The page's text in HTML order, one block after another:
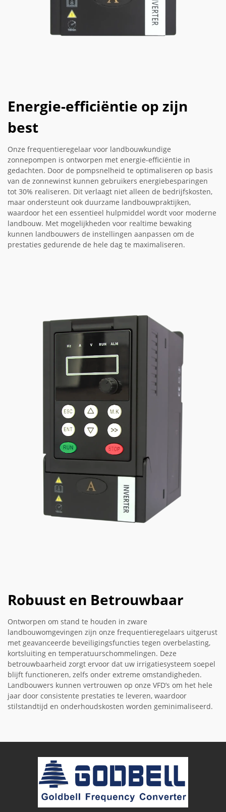
Energie-efficiëntie op zijn
best
Onze frequentieregelaar voor landbouwkundige
zonnepompen is ontworpen met energie-efficiëntie in
gedachten. Door de pompsnelheid te optimaliseren op basis
van de zonnewinst kunnen gebruikers energiebesparingen
tot 30% realiseren. Dit verlaagt niet alleen de bedrijfskosten,
maar ondersteunt ook duurzame landbouwpraktijken,
waardoor het een essentieel hulpmiddel wordt voor moderne
landbouw. Met mogelijkheden voor realtime bewaking
kunnen landbouwers de instellingen aanpassen om de
prestaties gedurende de hele dag te maximaliseren.
Robuust en Betrouwbaar
Ontworpen om stand te houden in zware
landbouwomgevingen zijn onze frequentieregelaars uitgerust
met geavanceerde beveiligingsfuncties tegen overbelasting,
kortsluiting en temperatuurschommelingen. Deze
betrouwbaarheid zorgt ervoor dat uw irrigatiesysteem soepel
blijft functioneren, zelfs onder extreme omstandigheden.
Landbouwers kunnen vertrouwen op onze VFD’s om het hele
jaar door consistente prestaties te leveren, waardoor
stilstandtijd en onderhoudskosten worden geminimaliseerd.